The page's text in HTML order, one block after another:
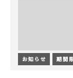
お知らせ 期間